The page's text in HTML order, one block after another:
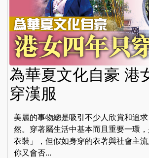
為華夏文化自豪 港
穿漢服
美麗的事物總是吸引不少人欣賞和追
然。穿著屬生活中基本而且重要一環
衣裝」，但假如身穿的衣著與社會主流
你又會否...